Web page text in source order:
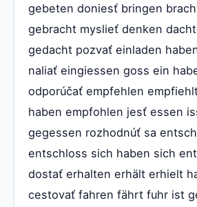
gebeten doniesť bringen
gebracht myslieť denken
gedacht pozvať einladen
naliať eingiessen goss ein
odporúčať empfehlen
haben empfohlen jesť essen
gegessen rozhodnúť sa
entschloss sich haben sich
dostať erhalten erhält erhielt
cestovať fahren fährt fuhr ist